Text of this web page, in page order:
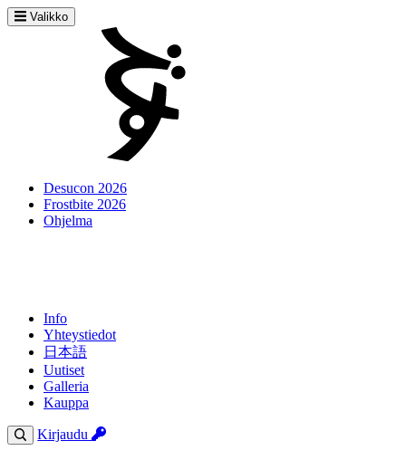
Valikko
Desucon 2026
Frostbite 2026
Ohjelma
Info
Yhteystiedot
日本語
Uutiset
Galleria
Kauppa
Kirjaudu